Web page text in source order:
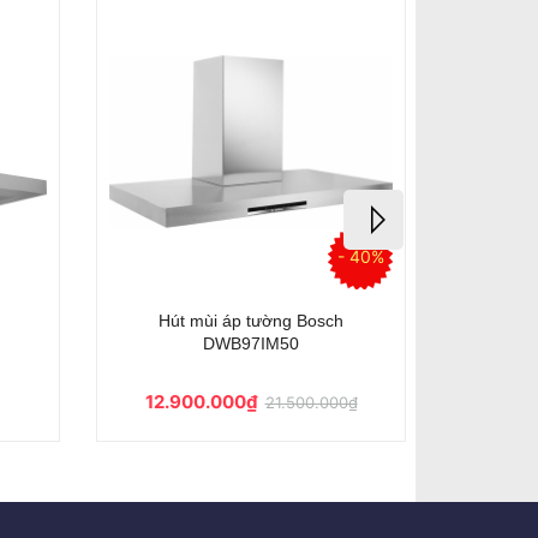
- 40%
Hút mùi áp tường Bosch
DWB97IM50
12.900.000₫21.500.000₫